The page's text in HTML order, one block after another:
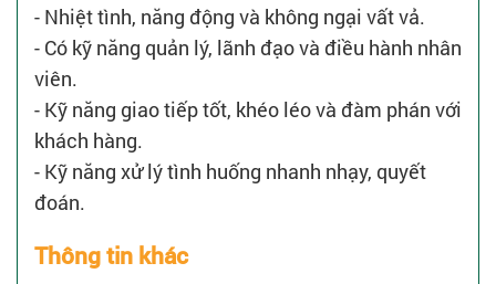
- Nhiệt tình, năng động và không ngại vất vả.
- Có kỹ năng quản lý, lãnh đạo và điều hành nhân
viên.
- Kỹ năng giao tiếp tốt, khéo léo và đàm phán với
khách hàng.
- Kỹ năng xử lý tình huống nhanh nhạy, quyết
đoán.
Thông tin khác